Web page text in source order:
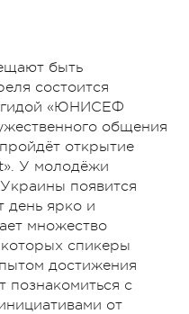
быть
состоится
«ЮНИСЕФ
общения
открытие
У молодёжи
появится
день ярко и
множество
спикеры
достижения
познакомиться с
от